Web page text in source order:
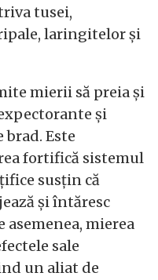
tusei,
laringitelor și
mierii să preia și
și
Este
fortifică sistemul
susțin că
și întăresc
mierea
sale
un aliat de